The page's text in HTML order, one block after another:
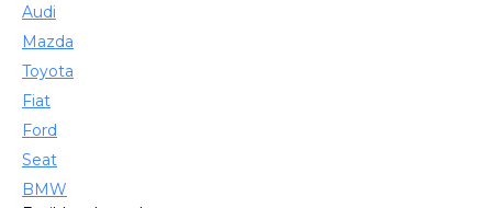
Audi
Mazda
Toyota
Fiat
Ford
Seat
BMW